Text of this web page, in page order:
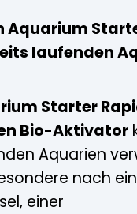
Aquarium
laufenden
Starter
Bio-Aktivator
Aquarien
nach
einer